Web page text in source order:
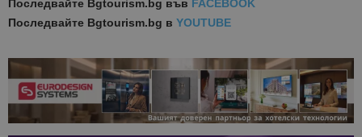
Последвайте Bgtourism.bg във FACEBOOK
Последвайте Bgtourism.bg в YOUTUBE